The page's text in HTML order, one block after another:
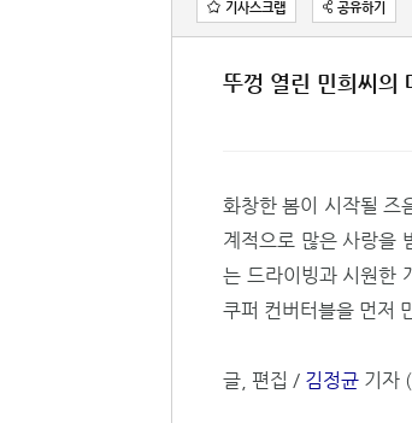
기사스크랩 공유하기
뚜껑 열린 민희씨의
화창한 봄이 시작될 즈
계적으로 많은 사랑을
는 드라이빙과 시원한
쿠퍼 컨버터블을 먼저
글, 편집 / 김정균 기자 (